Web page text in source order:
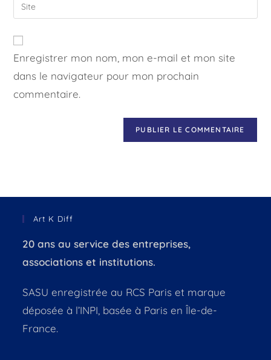
Enregistrer mon nom, mon e-mail et mon site
dans le navigateur pour mon prochain
commentaire.
Art K Diff
20 ans au service des entreprises,
associations et institutions.
SASU enregistrée au RCS Paris et marque
déposée à l’INPI, basée à Paris en Île-de-
France.